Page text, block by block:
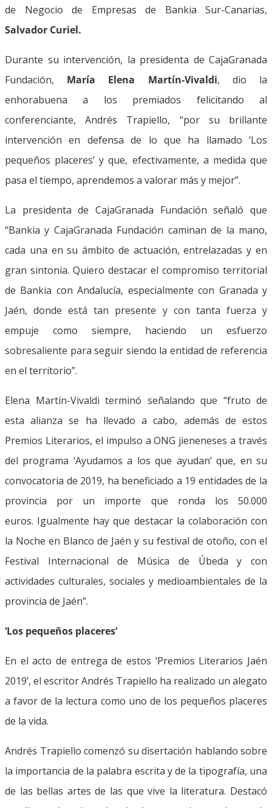
de Negocio de Empresas de Bankia Sur-Canarias,
Salvador Curiel.
Durante su intervención, la presidenta de CajaGranada
Fundación, María Elena Martín-Vivaldi, dio la
enhorabuena a los premiados felicitando al
conferenciante, Andrés Trapiello, “por su brillante
intervención en defensa de lo que ha llamado ‘Los
pequeños placeres’ y que, efectivamente, a medida que
pasa el tiempo, aprendemos a valorar más y mejor”.
La presidenta de CajaGranada Fundación señaló que
“Bankia y CajaGranada Fundación caminan de la mano,
cada una en su ámbito de actuación, entrelazadas y en
gran sintonía. Quiero destacar el compromiso territorial
de Bankia con Andalucía, especialmente con Granada y
Jaén, donde está tan presente y con tanta fuerza y
empuje como siempre, haciendo un esfuerzo
sobresaliente para seguir siendo la entidad de referencia
en el territorio”.
Elena Martín-Vivaldi terminó señalando que “fruto de
esta alianza se ha llevado a cabo, además de estos
Premios Literarios, el impulso a ONG jieneneses a través
del programa ‘Ayudamos a los que ayudan’ que, en su
convocatoria de 2019, ha beneficiado a 19 entidades de la
provincia por un importe que ronda los 50.000
euros. Igualmente hay que destacar la colaboración con
la Noche en Blanco de Jaén y su festival de otoño, con el
Festival Internacional de Música de Úbeda y con
actividades culturales, sociales y medioambientales de la
provincia de Jaén”.
‘Los pequeños placeres’
En el acto de entrega de estos ‘Premios Literarios Jaén
2019’, el escritor Andrés Trapiello ha realizado un alegato
a favor de la lectura como uno de los pequeños placeres
de la vida.
Andrés Trapiello comenzó su disertación hablando sobre
la importancia de la palabra escrita y de la tipografía, una
de las bellas artes de las que vive la literatura. Destacó